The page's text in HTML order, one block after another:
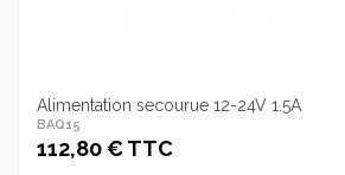
Alimentation secourue 12-24V 1.5A
BAQ15
112,80 € TTC